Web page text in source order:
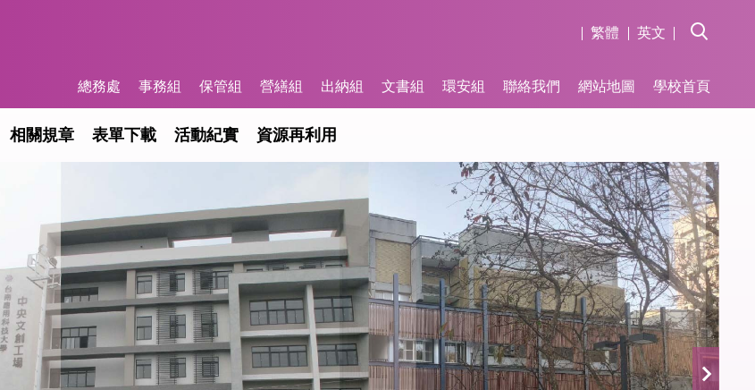
繁體 英文
相關規章 表單下載 活動紀實 資源再利用
總務處 事務組 保管組 營繕組 出納組 文書組 環安組 聯絡我們 網站地圖 學校首頁